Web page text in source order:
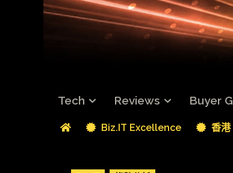
Tech Reviews Buyer
Biz.IT Excellence 香港